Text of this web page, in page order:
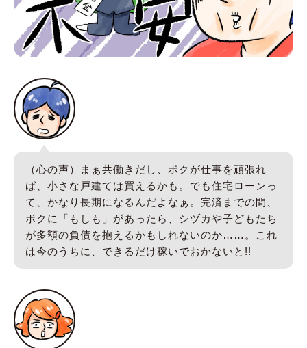
（心の声）まぁ共働きだし、ボクが仕事を頑張れ
ば、小さな戸建ては買えるかも。でも住宅ローンっ
て、かなり長期になるんだよなぁ。完済までの間、
ボクに「もしも」があったら、シヅカや子どもたち
が多額の負債を抱えるかもしれないのか……。これ
は今のうちに、できるだけ稼いでおかないと!!